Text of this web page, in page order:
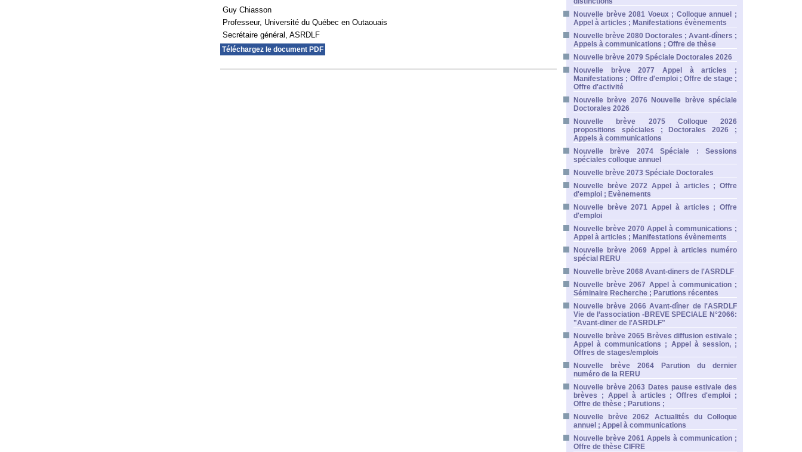
Guy Chiasson
Professeur, Université du Québec en Outaouais
Secrétaire général, ASRDLF
Téléchargez le document PDF
Nouvelle brève 2081 Voeux ; Colloque annuel ;
Appel à articles ; Manifestations évènements
Nouvelle brève 2080 Doctorales ; Avant-dîners ;
Appels à communications ; Offre de thèse
Nouvelle brève 2079 Spéciale Doctorales 2026
Nouvelle brève 2077 Appel à articles ;
Manifestations ; Offre d'emploi ; Offre de stage ;
Offre d'activité
Nouvelle brève 2076 Nouvelle brève spéciale
Doctorales 2026
Nouvelle brève 2075 Colloque 2026
propositions spéciales ; Doctorales 2026 ;
Appels à communications
Nouvelle brève 2074 Spéciale : Sessions
spéciales colloque annuel
Nouvelle brève 2073 Spéciale Doctorales
Nouvelle brève 2072 Appel à articles ; Offre
d'emploi ; Evènements
Nouvelle brève 2071 Appel à articles ; Offre
d'emploi
Nouvelle brève 2070 Appel à communications ;
Appel à articles ; Manifestations évènements
Nouvelle brève 2069 Appel à articles numéro
spécial RERU
Nouvelle brève 2068 Avant-diners de l'ASRDLF
Nouvelle brève 2067 Appel à communication ;
Séminaire Recherche ; Parutions récentes
Nouvelle brève 2066 Avant-dîner de l'ASRDLF
Vie de l’association -BREVE SPECIALE N°2066:
"Avant-diner de l'ASRDLF"
Nouvelle brève 2065 Brèves diffusion estivale ;
Appel à communications ; Appel à session, ;
Offres de stages/emplois
Nouvelle brève 2064 Parution du dernier
numéro de la RERU
Nouvelle brève 2063 Dates pause estivale des
brèves ; Appel à articles ; Offres d'emploi ;
Offre de thèse ; Parutions ;
Nouvelle brève 2062 Actualités du Colloque
annuel ; Appel à communications
Nouvelle brève 2061 Appels à communication ;
Offre de thèse CIFRE